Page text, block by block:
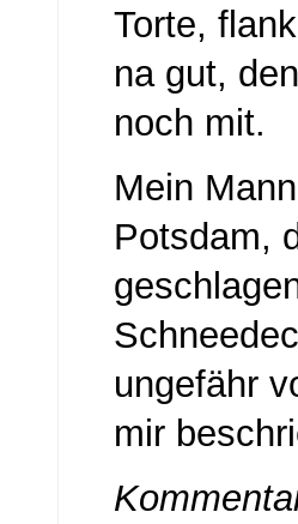
Torte,
na gut,
noch mit.
Mein
Potsdam,
ungefähr
mir